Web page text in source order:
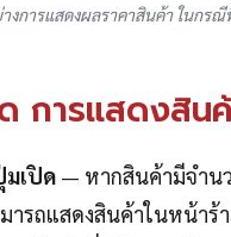
งการแสดงผลราคาสินค้า ในกรณี
การแสดงสิน
มเปิด — หากสินค้ามีจำน
ารถแสดงสินค้าในหน้าร้